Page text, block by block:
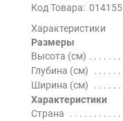
Код Товара: 014155
Характеристики
Размеры
Высота (см)
Глубина (см)
Ширина (см)
Характеристики
Страна